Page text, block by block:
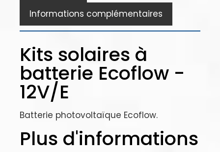
Informations complémentaires
Kits solaires à
batterie Ecoflow -
12V/E
Batterie photovoltaïque Ecoflow.
Plus d'informations